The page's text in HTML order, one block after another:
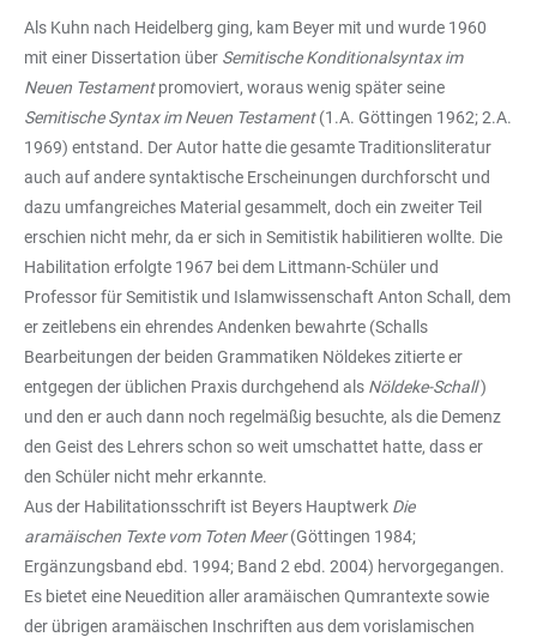
Als Kuhn nach Heidelberg ging, kam Beyer mit und wurde 1960
mit einer Dissertation über Semitische Konditionalsyntax im
Neuen Testamentpromoviert, woraus wenig später seine
Semitische Syntax im Neuen Testament(1.A. Göttingen 1962; 2.A.
1969) entstand. Der Autor hatte die gesamte Traditionsliteratur
auch auf andere syntaktische Erscheinungen durchforscht und
dazu umfangreiches Material gesammelt, doch ein zweiter Teil
erschien nicht mehr, da er sich in Semitistik habilitieren wollte. Die
Habilitation erfolgte 1967 bei dem Littmann-Schüler und
Professor für Semitistik und Islamwissenschaft Anton Schall, dem
er zeitlebens ein ehrendes Andenken bewahrte (Schalls
Bearbeitungen der beiden Grammatiken Nöldekes zitierte er
entgegen der üblichen Praxis durchgehend als Nöldeke-Schall)
und den er auch dann noch regelmäßig besuchte, als die Demenz
den Geist des Lehrers schon so weit umschattet hatte, dass er
den Schüler nicht mehr erkannte.
Aus der Habilitationsschrift ist Beyers Hauptwerk Die
aramäischen Texte vom Toten Meer(Göttingen 1984;
Ergänzungsband ebd. 1994; Band 2 ebd. 2004) hervorgegangen.
Es bietet eine Neuedition aller aramäischen Qumrantexte sowie
der übrigen aramäischen Inschriften aus dem vorislamischen